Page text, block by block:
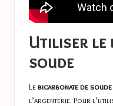
Utiliser le
soude
Lebicarbonate de soude
l’argenterie. Pour